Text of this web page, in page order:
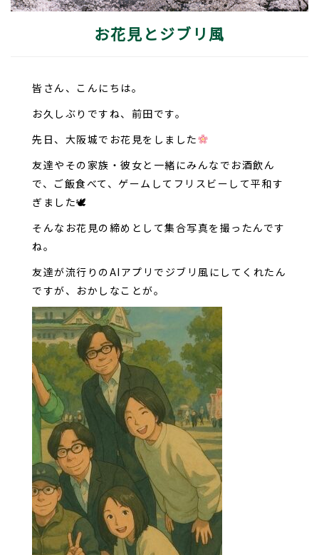
お花見とジブリ風
皆さん、こんにちは。
お久しぶりですね、前田です。
先日、大阪城でお花見をしました
友達やその家族・彼女と一緒にみんなでお酒飲ん
で、ご飯食べて、ゲームしてフリスビーして平和す
ぎました🕊
そんなお花見の締めとして集合写真を撮ったんです
ね。
友達が流行りのAIアプリでジブリ風にしてくれたん
ですが、おかしなことが。